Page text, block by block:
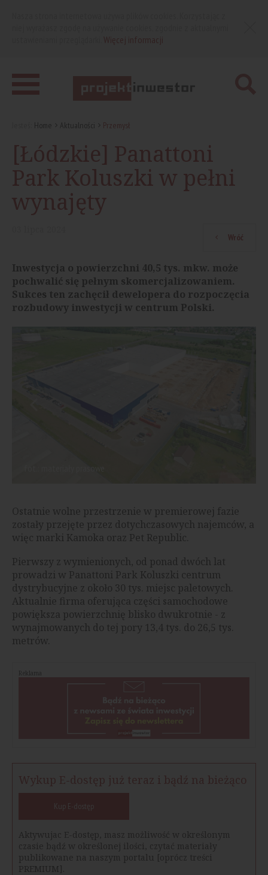
Home Aktualności Przemysł
[Łódzkie] Panattoni
Park Koluszki w pełni
wynajęty
Wróć
Inwestycja o powierzchni 40,5 tys. mkw. może
pochwalić się pełnym skomercjalizowaniem.
Sukces ten zachęcił dewelopera do rozpoczęcia
rozbudowy inwestycji w centrum Polski.
Ostatnie wolne przestrzenie w premierowej fazie
zostały przejęte przez dotychczasowych najemców, a
więc marki Kamoka oraz Pet Republic.
Pierwszy z wymienionych, od ponad dwóch lat
prowadzi w Panattoni Park Koluszki centrum
dystrybucyjne z około 30 tys. miejsc paletowych.
Aktualnie firma oferująca części samochodowe
powiększa powierzchnię blisko dwukrotnie - z
wynajmowanych do tej pory 13,4 tys. do 26,5 tys.
metrów.
Reklama
Wykup E-dostęp już teraz i bądź na bieżąco
Kup E-dostęp
Aktywujac E-dostęp, masz możliwość w określonym
czasie bądź w określonej ilości, czytać materiały
publikowane na naszym portalu [oprócz treści
PREMIUM].